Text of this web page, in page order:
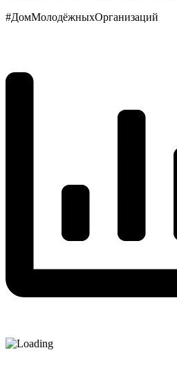
#ДомМолодёжныхОрганизаций